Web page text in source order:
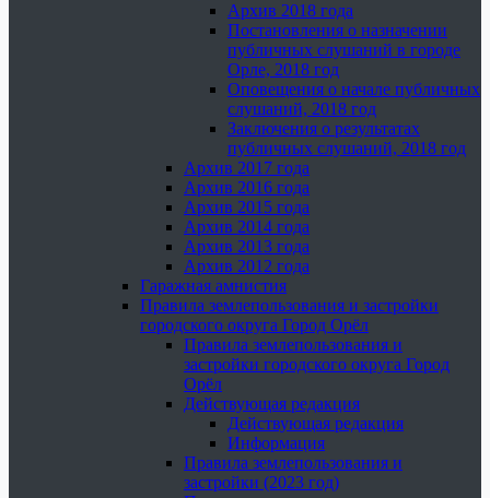
Архив 2018 года
Постановления о назначении
публичных слушаний в городе
Орле, 2018 год
Оповещения о начале публичных
слушаний, 2018 год
Заключения о результатах
публичных слушаний, 2018 год
Архив 2017 года
Архив 2016 года
Архив 2015 года
Архив 2014 года
Архив 2013 года
Архив 2012 года
Гаражная амнистия
Правила землепользования и застройки
городского округа Город Орёл
Правила землепользования и
застройки городского округа Город
Орёл
Действующая редакция
Действующая редакция
Информация
Правила землепользования и
застройки (2023 год)